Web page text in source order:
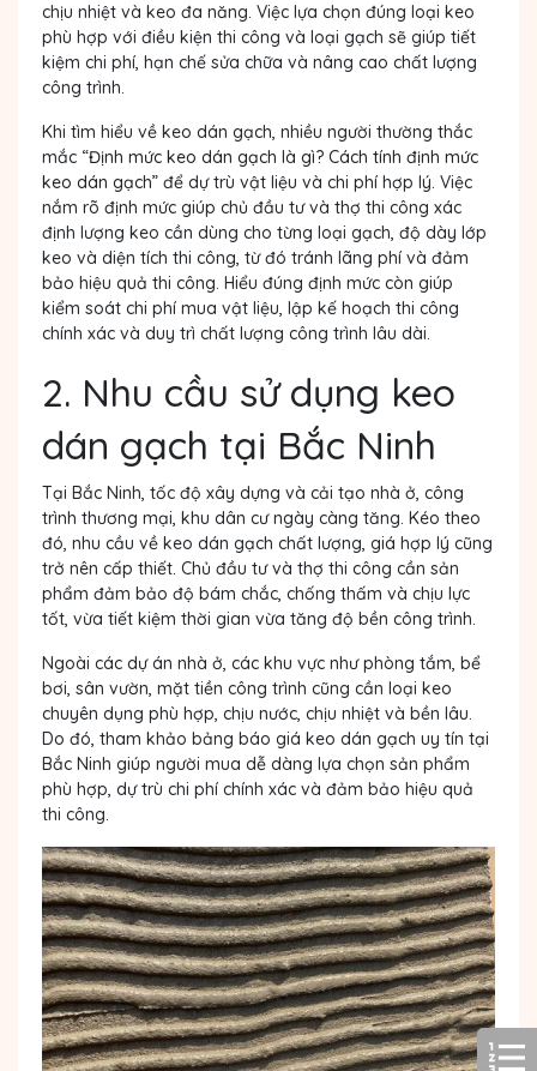
chịu nhiệt và keo đa năng. Việc lựa chọn đúng loại keo
phù hợp với điều kiện thi công và loại gạch sẽ giúp tiết
kiệm chi phí, hạn chế sửa chữa và nâng cao chất lượng
công trình.
Khi tìm hiểu về keo dán gạch, nhiều người thường thắc
mắc “Định mức keo dán gạch là gì? Cách tính định mức
keo dán gạch” để dự trù vật liệu và chi phí hợp lý. Việc
nắm rõ định mức giúp chủ đầu tư và thợ thi công xác
định lượng keo cần dùng cho từng loại gạch, độ dày lớp
keo và diện tích thi công, từ đó tránh lãng phí và đảm
bảo hiệu quả thi công. Hiểu đúng định mức còn giúp
kiểm soát chi phí mua vật liệu, lập kế hoạch thi công
chính xác và duy trì chất lượng công trình lâu dài.
2. Nhu cầu sử dụng keo
dán gạch tại Bắc Ninh
Tại Bắc Ninh, tốc độ xây dựng và cải tạo nhà ở, công
trình thương mại, khu dân cư ngày càng tăng. Kéo theo
đó, nhu cầu về keo dán gạch chất lượng, giá hợp lý cũng
trở nên cấp thiết. Chủ đầu tư và thợ thi công cần sản
phẩm đảm bảo độ bám chắc, chống thấm và chịu lực
tốt, vừa tiết kiệm thời gian vừa tăng độ bền công trình.
Ngoài các dự án nhà ở, các khu vực như phòng tắm, bể
bơi, sân vườn, mặt tiền công trình cũng cần loại keo
chuyên dụng phù hợp, chịu nước, chịu nhiệt và bền lâu.
Do đó, tham khảo bảng báo giá keo dán gạch uy tín tại
Bắc Ninh giúp người mua dễ dàng lựa chọn sản phẩm
phù hợp, dự trù chi phí chính xác và đảm bảo hiệu quả
thi công.